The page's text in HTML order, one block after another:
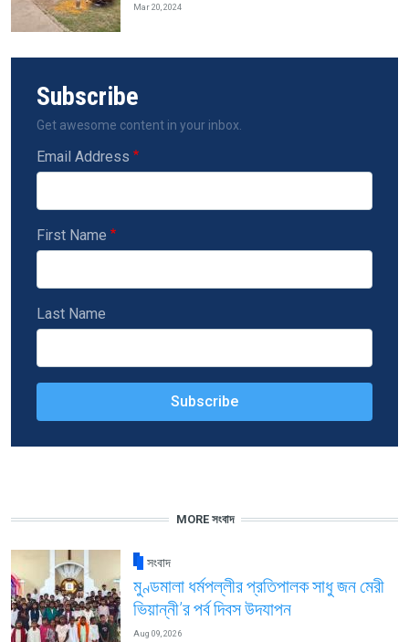
Mar 20, 2024
Subscribe
Get awesome content in your inbox.
Email Address
First Name
Last Name
MORE সংবাদ
সংবাদ
মুণ্ডমালা ধর্মপল্লীর প্রতিপালক সাধু জন মেরী
ভিয়ান্নী’র পর্ব দিবস উদযাপন
Aug 09, 2026